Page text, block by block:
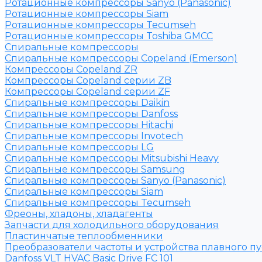
Ротационные компрессоры Sanyo (Panasonic)
Ротационные компрессоры Siam
Ротационные компрессоры Tecumseh
Ротационные компрессоры Toshiba GMCC
Спиральные компрессоры
Спиральные компрессоры Copeland (Emerson)
Компрессоры Copeland ZR
Компрессоры Copeland серии ZB
Компрессоры Copeland серии ZF
Спиральные компрессоры Daikin
Спиральные компрессоры Danfoss
Спиральные компрессоры Hitachi
Спиральные компрессоры Invotech
Спиральные компрессоры LG
Спиральные компрессоры Mitsubishi Heavy
Спиральные компрессоры Samsung
Спиральные компрессоры Sanyo (Panasonic)
Спиральные компрессоры Siam
Спиральные компрессоры Tecumseh
Фреоны, хладоны, хладагенты
Запчасти для холодильного оборудования
Пластинчатые теплообменники
Преобразователи частоты и устройства плавного
Danfoss VLT HVAC Basic Drive FC 101